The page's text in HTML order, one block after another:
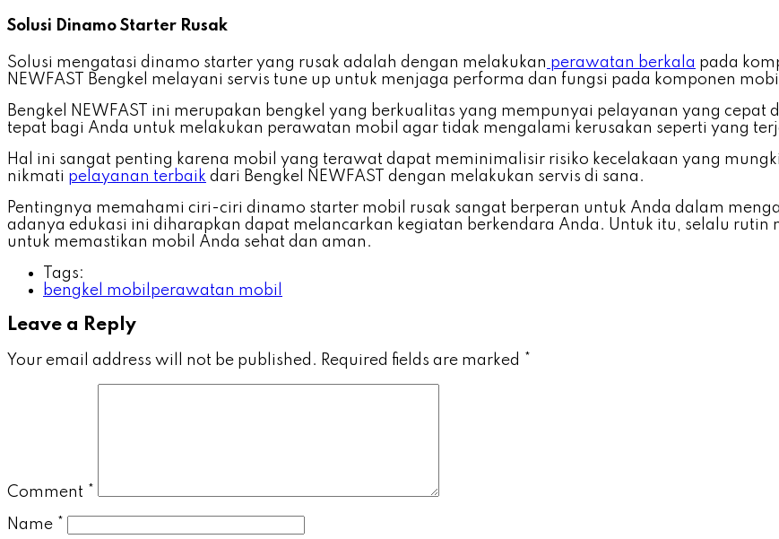
Solusi Dinamo Starter Rusak
Solusi mengatasi dinamo starter yang rusak adalah dengan melakukan perawatan berkala pada
NEWFAST Bengkel melayani servis tune up untuk menjaga performa dan fungsi pada komponen
Bengkel NEWFAST ini merupakan bengkel yang berkualitas yang mempunyai pelayanan yang
tepat bagi Anda untuk melakukan perawatan mobil agar tidak mengalami kerusakan seperti yang
Hal ini sangat penting karena mobil yang terawat dapat meminimalisir risiko kecelakaan yang
nikmati pelayanan terbaik dari Bengkel NEWFAST dengan melakukan servis di sana.
Pentingnya memahami ciri-ciri dinamo starter mobil rusak sangat berperan untuk Anda dalam
adanya edukasi ini diharapkan dapat melancarkan kegiatan berkendara Anda. Untuk itu, selalu rutin
untuk memastikan mobil Anda sehat dan aman.
Tags:
bengkel mobil perawatan mobil
Leave a Reply
Your email address will not be published. Required fields are marked *
Comment *
Name *